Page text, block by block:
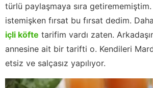
türlü paylaşmaya sıra getirememiştim.
istemişken fırsat bu fırsat dedim.
içli köfte tarifim vardı zaten.
annesine ait bir tarifti o. Kendileri
etsiz ve salçasız yapılıyor.